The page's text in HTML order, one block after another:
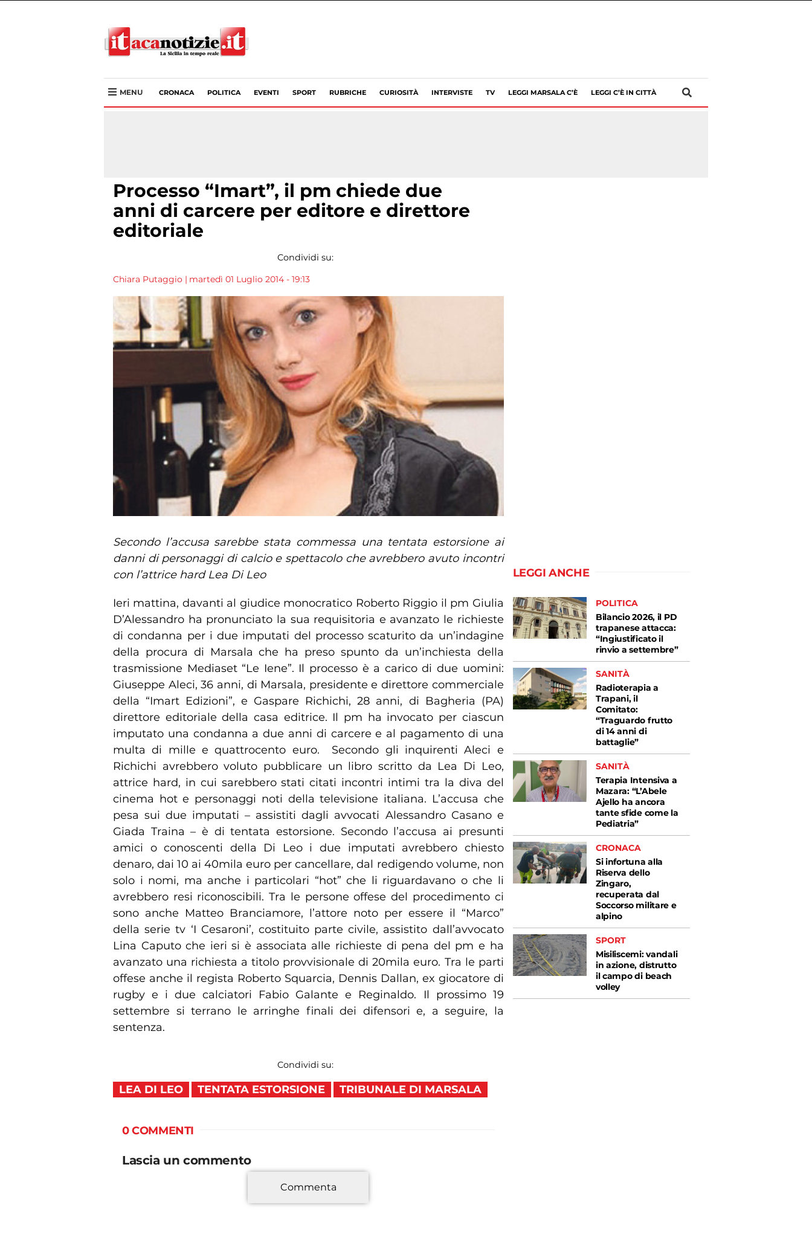
MENU CRONACA POLITICA EVENTI SPORT RUBRICHE CURIOSITÀ INTERVISTE TV LEGGI MARSALA C’È LEGGI C’È IN CITTÀ
Processo “Imart”, il pm chiede due
anni di carcere per editore e direttore
editoriale
Condividi su:
Chiara Putaggio | martedì 01 Luglio 2014 - 19:13
Secondo l’accusa sarebbe stata commessa una tentata estorsione ai
danni di personaggi di calcio e spettacolo che avrebbero avuto incontri
con l’attrice hard Lea Di Leo
Ieri mattina, davanti al giudice monocratico Roberto Riggio il pm Giulia
D’Alessandro ha pronunciato la sua requisitoria e avanzato le richieste
di condanna per i due imputati del processo scaturito da un’indagine
della procura di Marsala che ha preso spunto da un’inchiesta della
trasmissione Mediaset “Le Iene”. Il processo è a carico di due uomini:
Giuseppe Aleci, 36 anni, di Marsala, presidente e direttore commerciale
della “Imart Edizioni”, e Gaspare Richichi, 28 anni, di Bagheria (PA)
direttore editoriale della casa editrice. Il pm ha invocato per ciascun
imputato una condanna a due anni di carcere e al pagamento di una
multa di mille e quattrocento euro. Secondo gli inquirenti Aleci e
Richichi avrebbero voluto pubblicare un libro scritto da Lea Di Leo,
attrice hard, in cui sarebbero stati citati incontri intimi tra la diva del
cinema hot e personaggi noti della televisione italiana. L’accusa che
pesa sui due imputati – assistiti dagli avvocati Alessandro Casano e
Giada Traina – è di tentata estorsione. Secondo l’accusa ai presunti
amici o conoscenti della Di Leo i due imputati avrebbero chiesto
denaro, dai 10 ai 40mila euro per cancellare, dal redigendo volume, non
solo i nomi, ma anche i particolari “hot” che li riguardavano o che li
avrebbero resi riconoscibili. Tra le persone offese del procedimento ci
sono anche Matteo Branciamore, l’attore noto per essere il “Marco”
della serie tv ‘I Cesaroni’, costituito parte civile, assistito dall’avvocato
Lina Caputo che ieri si è associata alle richieste di pena del pm e ha
avanzato una richiesta a titolo provvisionale di 20mila euro. Tra le parti
offese anche il regista Roberto Squarcia, Dennis Dallan, ex giocatore di
rugby e i due calciatori Fabio Galante e Reginaldo. Il prossimo 19
settembre si terrano le arringhe finali dei difensori e, a seguire, la
sentenza.
Condividi su:
LEA DI LEO TENTATA ESTORSIONE TRIBUNALE DI MARSALA
0 COMMENTI
Lascia un commento
Commenta
LEGGI ANCHE
POLITICA
Bilancio 2026, il PD
trapanese attacca:
“Ingiustificato il
rinvio a settembre”
SANITÀ
Radioterapia a
Trapani, il
Comitato:
“Traguardo frutto
di 14 anni di
battaglie”
SANITÀ
Terapia Intensiva a
Mazara: “L’Abele
Ajello ha ancora
tante sfide come la
Pediatria”
CRONACA
Si infortuna alla
Riserva dello
Zingaro,
recuperata dal
Soccorso militare e
alpino
SPORT
Misiliscemi: vandali
in azione, distrutto
il campo di beach
volley